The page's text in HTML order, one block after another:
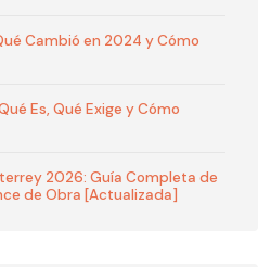
Cambió en 2024 y Cómo
Es, Qué Exige y Cómo
2026: Guía Completa de
de Obra [Actualizada]